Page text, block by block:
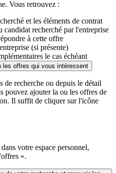
Vous retrouvez :
et les éléments de contrat
recherché par l'entreprise
à cette offre
(si présente)
le cas échéant
les offres qui vous intéressent
de recherche ou depuis le détail
pouvez ajouter la ou les offres de
Il suffit de cliquer sur l'icône
votre espace personnel,
».